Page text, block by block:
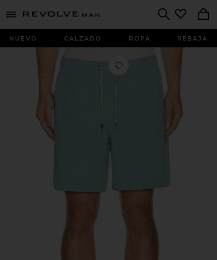
menu - shows more content
Revolve
NUEVO CALZADO ROPA REBAJA
Favorito Wilder Stretch Corduroy